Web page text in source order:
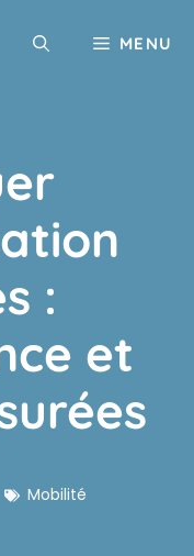
MENU
:
et
Mobilité